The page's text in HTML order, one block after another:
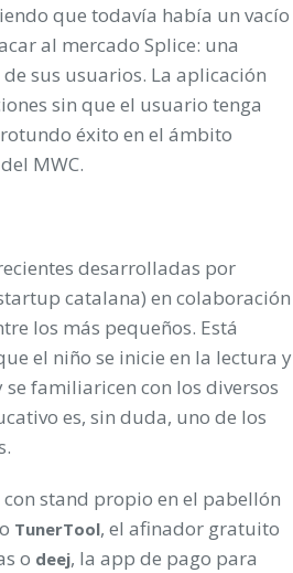
que todavía había un vacío
al mercado Splice: una
sus usuarios. La aplicación
sin que el usuario tenga
éxito en el ámbito
MWC.
desarrolladas por
catalana) en colaboración
los más pequeños. Está
el niño se inicie en la lectura y
familiaricen con los diversos
es, sin duda, uno de los
stand propio en el pabellón
TunerTool, el afinador gratuito
o deej, la app de pago para